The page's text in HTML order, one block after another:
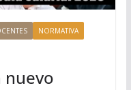
NORMATIVA
nuevo